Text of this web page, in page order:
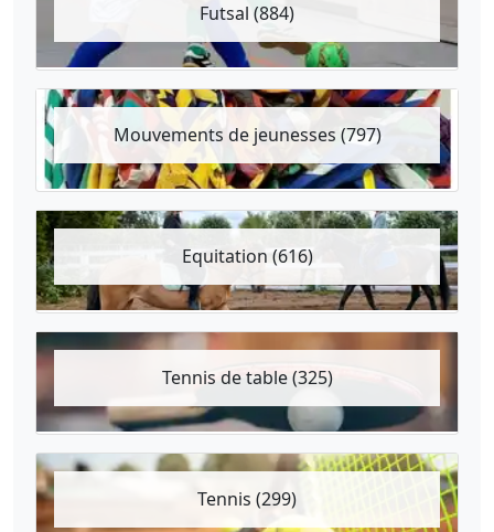
Futsal (884)
Mouvements de jeunesses (797)
Equitation (616)
Tennis de table (325)
Tennis (299)